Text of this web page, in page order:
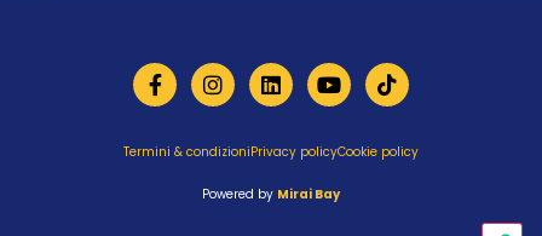
Termini & condizioniPrivacy policyCookie policy
Powered by Mirai Bay